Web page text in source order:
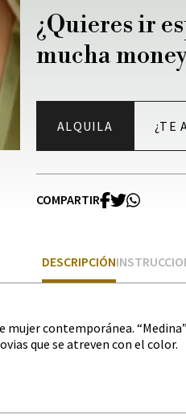
¿Quieres ir
mucha
ALQUILA ¿TE
COMPARTIR
DESCRIPCIÓN
contemporánea.
que se atreven con el color.